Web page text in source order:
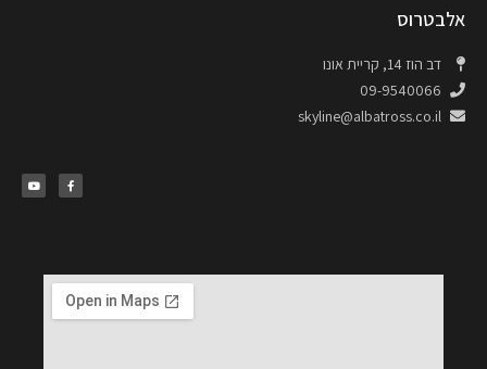
אלבטרוס
דב הוז 14, קריית אונו
09-9540066
skyline@albatross.co.il